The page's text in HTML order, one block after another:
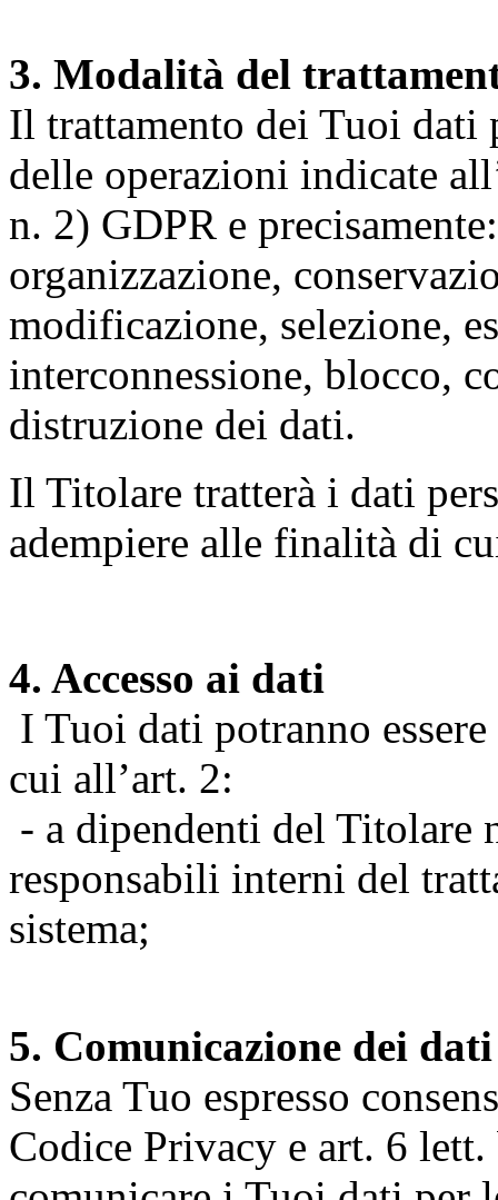
3. Modalità del
Il trattamento dei Tuoi dati
delle operazioni indicate
n. 2) GDPR e
organizzazione,
modificazione, selezione,
interconnessione, blocco,
distruzione dei dati.
Il Titolare tratterà i dati
adempiere alle finalità di
4. Accesso ai dati
I Tuoi dati potranno
cui all’art. 2:
- a dipendenti del Titolare
responsabili interni del
sistema;
5. Comunicazione dei dati
Senza Tuo espresso
Codice Privacy e art. 6